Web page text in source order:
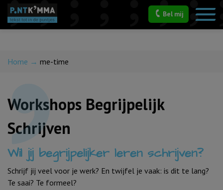
Bel mij
Home → me-time
Workshops Begrijpelijk
Schrijven
Wil jij begrijpelijker leren schrijven?
Schrijf jij veel voor je werk? En twijfel je vaak: is dit te lang?
Te saai? Te formeel?